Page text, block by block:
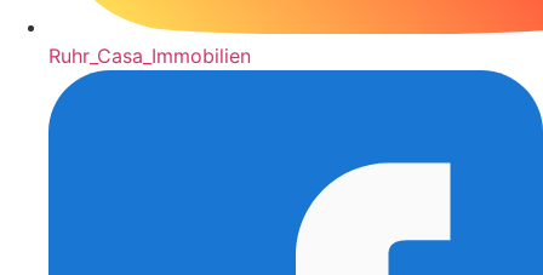
Ruhr_Casa_Immobilien